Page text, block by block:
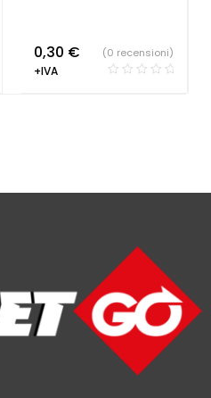
0,30 €
+IVA
(0 recensioni)